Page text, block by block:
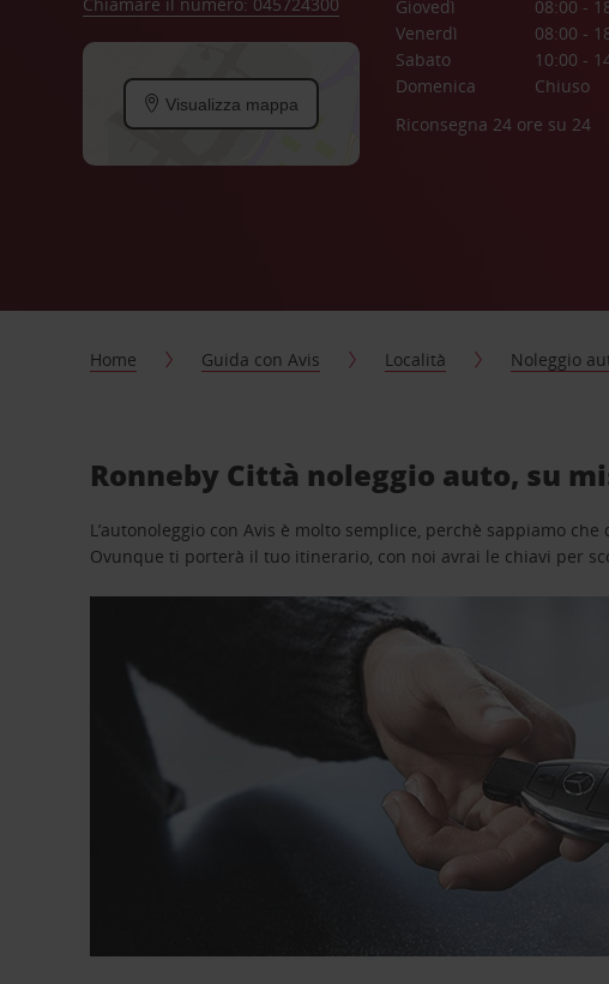
Visualizza mappa
Giovedì
08:00 -
Venerdì
08:00 -
Sabato
10:00 -
Domenica
Chiuso
Riconsegna 24 ore su 24
Home Guida con Avis Località Noleggio
Ronneby Città noleggio auto, su
L’autonoleggio con Avis è molto semplice, perchè sappiamo
Ovunque ti porterà il tuo itinerario, con noi avrai le chiavi per